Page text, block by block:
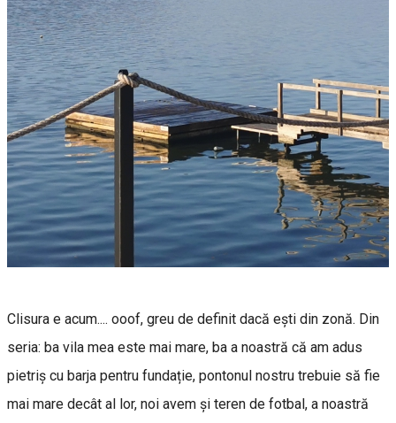
Clisura e acum.... ooof, greu de definit dacă ești din zonă. Din
seria: ba vila mea este mai mare, ba a noastră că am adus
pietriș cu barja pentru fundație, pontonul nostru trebuie să fie
mai mare decât al lor, noi avem și teren de fotbal, a noastră